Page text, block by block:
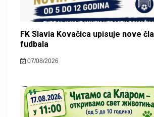
FK Slavia Kovačica upisuje nove
fudbala
07/08/2026